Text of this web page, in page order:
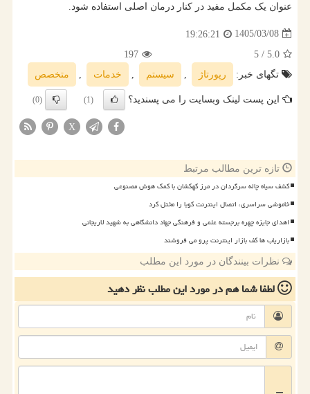
عنوان یک مکمل مفید در کنار درمان اصلی استفاده شود.
1405/03/08
19:26:21
5.0
/ 5
197
تگهای خبر:
رپورتاژ سیستم خدمات متخصص
این پست لینک وبسایت را می پسندید؟ (1)
(0)
X
تازه ترین مطالب مرتبط
کشف سیاه چاله سرگردان در مرز کهکشان با کمک هوش مصنوعی
خاموشی سراسری، اتصال اینترنت کوبا را مختل کرد
اهدای جایزه چهره برجسته علمی و فرهنگی جهاد دانشگاهی به شهید لاریجانی
بازاریاب ها کف بازار اینترنت پرو می فروشند
نظرات بینندگان در مورد این مطلب
لطفا شما همدر مورد این مطلبنظر دهید